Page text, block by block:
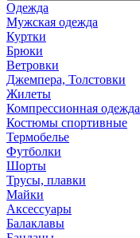
Одежда
Мужская одежда
Куртки
Брюки
Ветровки
Джемпера, Толстовки
Жилеты
Компрессионная одежда
Костюмы спортивные
Термобелье
Футболки
Шорты
Трусы, плавки
Майки
Аксессуары
Балаклавы